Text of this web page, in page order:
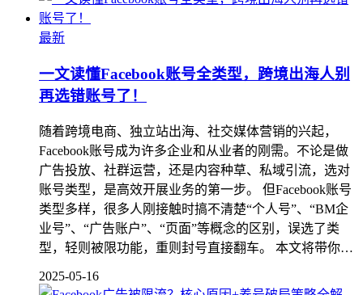
最新
一文读懂Facebook账号全类型，跨境出海人别
再选错账号了！
随着跨境电商、独立站出海、社交媒体营销的兴起，
Facebook账号成为许多企业和从业者的刚需。不论是做
广告投放、社群运营，还是内容种草、私域引流，选对
账号类型，是高效开展业务的第一步。 但Facebook账号
类型多样，很多人刚接触时搞不清楚“个人号”、“BM企
业号”、“广告账户”、“页面”等概念的区别，误选了类
型，轻则被限功能，重则封号直接翻车。 本文将带你…
2025-05-16